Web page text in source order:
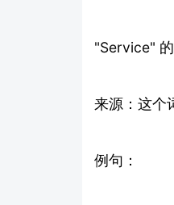
"Service"
来源：这个
例句：